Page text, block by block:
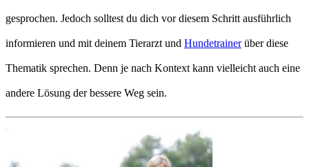
gesprochen. Jedoch solltest du dich vor diesem Schritt ausführlich
informieren und mit deinem Tierarzt und Hundetrainerüber diese
Thematik sprechen. Denn je nach Kontext kann vielleicht auch eine
andere Lösung der bessere Weg sein.